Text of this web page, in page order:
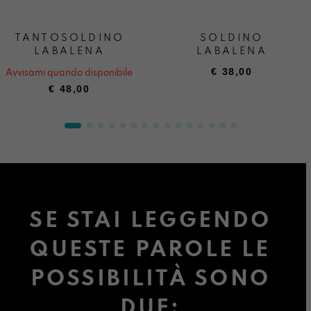
TANTOSOLDINO
LABALENA
Avvisami quando disponibile
€ 48,00
SOLDINO
LABALENA
€ 38,00
SE STAI LEGGENDO
QUESTE PAROLE LE
POSSIBILITÀ SONO